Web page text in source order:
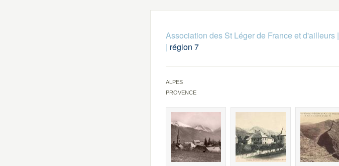
Association des St Léger de France et d'ailleurs|
| région 7
ALPES
PROVENCE